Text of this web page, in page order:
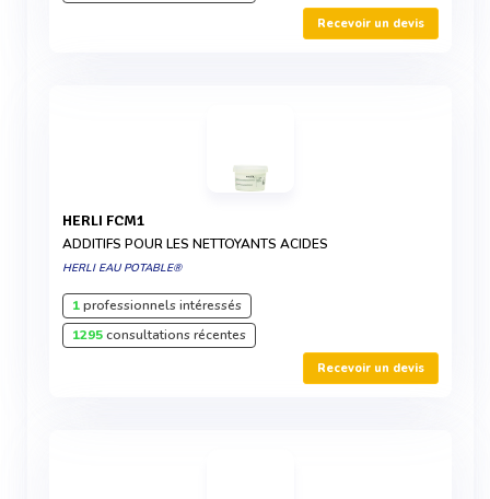
Recevoir un devis
HERLI FCM1
ADDITIFS POUR LES NETTOYANTS ACIDES
HERLI EAU POTABLE®
1professionnels intéressés
1295consultations récentes
Recevoir un devis